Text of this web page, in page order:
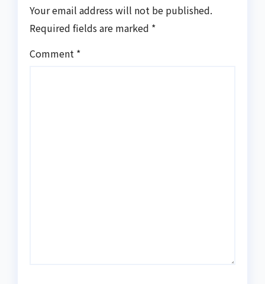
Your email address will not be published.
Required fields are marked *
Comment *